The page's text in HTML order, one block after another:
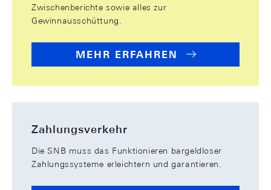
Zwischenberichte sowie alles zur
Gewinnausschüttung.
MEHR ERFAHREN
Zahlungsverkehr
Die SNB muss das Funktionieren bargeldloser
Zahlungssysteme erleichtern und garantieren.